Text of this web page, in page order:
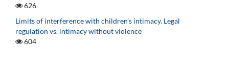
626
Limits of interference with children’s intimacy. Legal
regulation vs. intimacy without violence
604